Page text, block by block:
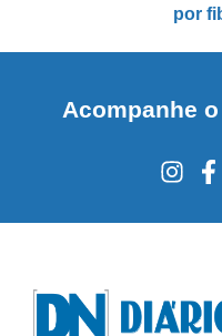
por
Acompanhe